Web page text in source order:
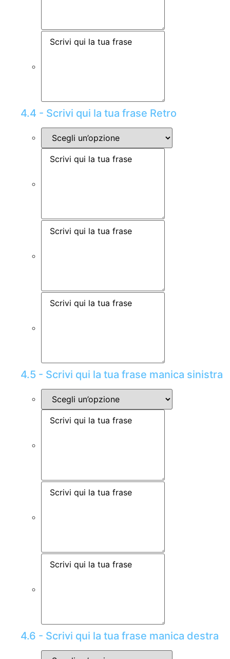
4.4 - Scrivi qui la tua frase Retro
4.5 - Scrivi qui la tua frase manica sinistra
4.6 - Scrivi qui la tua frase manica destra